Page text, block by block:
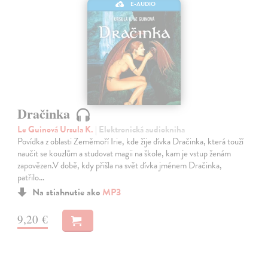
E-AUDIO
Dračinka
Le Guinová Ursula K. | Elektronická audiokniha
Povídka z oblasti Zeměmoří Irie, kde žije dívka Dračinka, která touží
naučit se kouzlům a studovat magii na škole, kam je vstup ženám
zapovězen.V době, kdy přišla na svět dívka jménem Dračinka,
patřilo…
Na stiahnutie ako MP3
9,20 €